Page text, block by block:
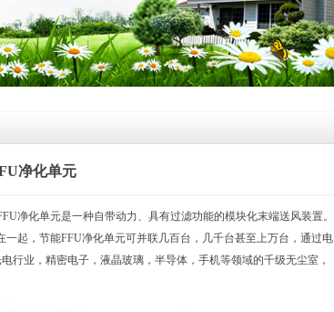
净化单元
净化单元是一种自带动力、具有过滤功能的模块化末端送风装置。
起，节能FFU净化单元可并联几百台，几千台甚至上万台，通过电
行业，精密电子，液晶玻璃，半导体，手机等领域的千级无尘室，